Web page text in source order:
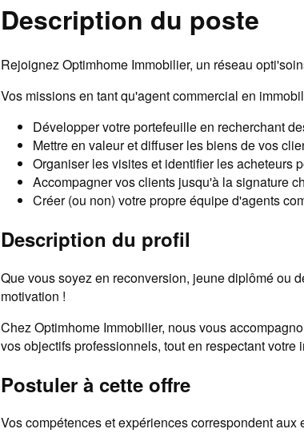
Description du poste
Rejoignez Optimhome Immobilier, un réseau
Vos missions en tant qu'agent commercial en
Développer votre portefeuille en recherchant
Mettre en valeur et diffuser les biens de vos
Organiser les visites et identifier les acheteurs
Accompagner vos clients jusqu'à la signature
Créer (ou non) votre propre équipe d'agents
Description du profil
Que vous soyez en reconversion, jeune diplômé ou
motivation !
Chez Optimhome Immobilier, nous vous
vos objectifs professionnels, tout en respectant votre
Postuler à cette offre
Vos compétences et expériences correspondent aux